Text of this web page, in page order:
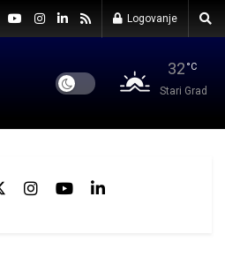
Logovanje
32 °C
Stari Grad